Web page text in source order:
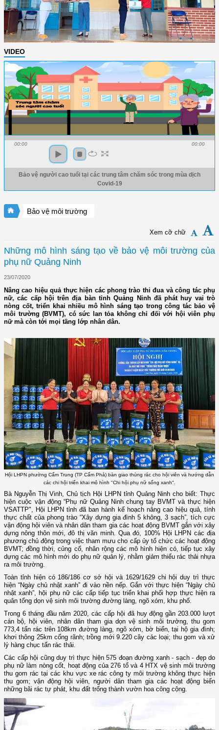
VIDEO
00:00 00:00
Bảo vệ người cao tuổi tại các trung tâm chăm sóc trong mùa dịch
Covid-19
Bảo vệ môi trường
Xem cỡ chữ
Những mô hình sáng tạo về bảo vệ môi trường của
phụ nữ Quảng Ninh
23/07/2020
Nâng cao hiệu quả thực hiện các phong trào thi đua và công tác phụ
nữ, các cấp hội trên địa bàn tỉnh Quảng Ninh đã phát huy vai trò
nòng cốt, triển khai nhiều mô hình sáng tạo trong công tác bảo vệ
môi trường (BVMT), có sức lan tỏa không chỉ đối với hội viên phụ
nữ mà còn tới mọi tầng lớp nhân dân.
Hội LHPN phường Cẩm Trung (TP Cẩm Phả) bàn giao thùng rác cho hội viên và hướng dẫn
các chi hội triển khai mô hình "Chi hội phụ nữ sống xanh".
Bà Nguyễn Thị Vinh, Chủ tịch Hội LHPN tỉnh Quảng Ninh cho biết: Thực
hiện cuộc vận động “Phụ nữ Quảng Ninh chung tay BVMT và thực hiện
VSATTP", Hội LHPN tỉnh đã ban hành kế hoạch nâng cao hiệu quả, tính
thực chất của phong trào “Xây dựng gia đình 5 không, 3 sạch”, tích cực
vận động hội viên và nhân dân tham gia các hoạt động BVMT gắn với xây
dựng nông thôn mới, đô thị văn minh. Qua đó, 100% Hội LHPN các địa
phương chủ động trong việc tham mưu cho cấp ủy tổ chức các hoạt động
BVMT; đồng thời, củng cố, nhân rộng các mô hình hiện có, tiếp tục xây
dựng các mô hình mới do phụ nữ quản lý, nhằm giảm thiểu rác thải nhựa
ra môi trường.
Toàn tỉnh hiện có 186/186 cơ sở hội và 1629/1629 chi hội duy trì thực
hiện “Ngày chủ nhật xanh” đi vào nền nếp. Gắn với thực hiện “Ngày chủ
nhật xanh”, hội phụ nữ các cấp tiếp tục triển khai phối hợp thực hiện ra
quân tổng dọn vệ sinh môi trường đường làng, ngõ xóm, khu phố.
Trong 6 tháng đầu năm 2020, các cấp hội đã huy động gần 203.000 lượt
cán bộ, hội viên, nhân dân tham gia dọn vệ sinh môi trường, thu gom
773,4 tấn rác trên 108km đường làng, ngõ xóm, bờ biển, tại hộ gia đình;
khơi thông 25km cống rãnh; trồng mới 9.220 cây các loại; thu gom và xử
lý hàng chục tấn rác thải.
Các cấp hội cũng duy trì thực hiện 575 đoạn đường xanh - sạch - đẹp do
phụ nữ làm nòng cốt, hoạt động của 276 tổ và 4 HTX vệ sinh môi trường
thu gom rác tại các khu vực xe rác công ty môi trường không thực hiện
thu gom; vận động hội viên, người dân tham gia các hoạt động biến
những bãi rác tự phát, khu đất trống thành vườn hoa công cộng.